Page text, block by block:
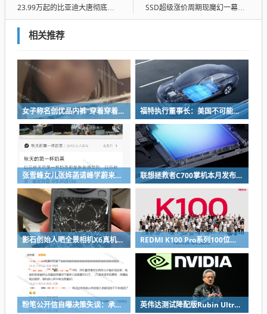
23.99万起的比亚迪大唐彻底卖爆：第三方统计大定或超6万台 SSD超级涨价周期现魔幻一幕：PCIe 5.0居然比4.0便宜！
相关推荐
女子称名创优品内裤“穿着穿着掉了”让其颜面尽失 品牌方客服回应：已启动紧急调查 福特执行董事长：美国不可能永远把中国车企挡在门外 进来也有信心击败
张雪峰女儿张姩菡请峰学蔚来员工喝立秋奶茶 往年都是张雪峰买单 联想拯救者C700掌机本月发布：掌中玩3A 畅玩9小时不插电
影石创始人晒全景相机X6真机：硬扛一颗子弹没穿透 REDMI K100 Pro系列100位工程师代表亮相：设计、工程K90原班人马操刀
粉笔公开信自曝决策失误：承认鸡贼 蹭热度 舍不得成本想多收钱 英伟达测试降配版Rubin Ultra GPU：HBM短缺下芯片厂商如何破局